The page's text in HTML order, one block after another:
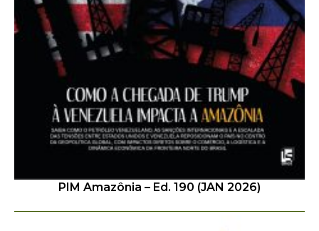
PIM Amazônia – Ed. 190 (JAN 2026)